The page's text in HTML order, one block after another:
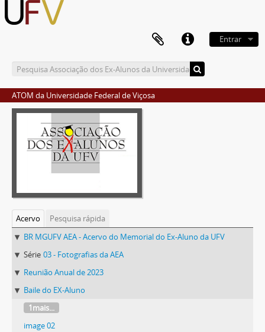
Entrar
ATOM da Universidade Federal de Viçosa
Acervo
Pesquisa rápida
BR MGUFV AEA - Acervo do Memorial do Ex-Aluno da UFV
Série 03 - Fotografias da AEA
Reunião Anual de 2023
Baile do EX-Aluno
1mais...
image 02